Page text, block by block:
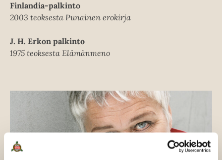
Finlandia-palkinto
2003 teoksesta Punainen erokirja
J. H. Erkon palkinto
1975 teoksesta Elämänmeno